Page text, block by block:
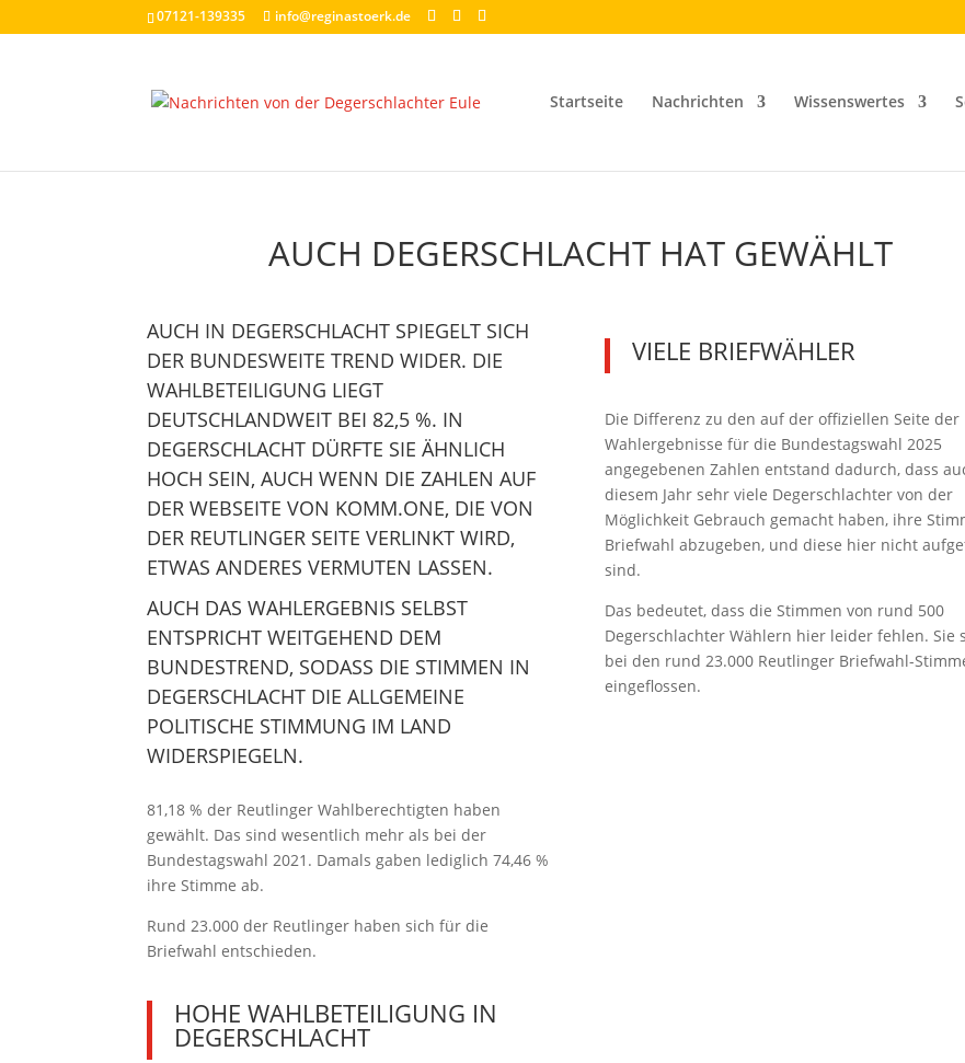
07121-139335 info@reginastoerk.de
Startseite Nachrichten Wissenswertes
AUCH DEGERSCHLACHT HAT GEWÄHLT
AUCH IN DEGERSCHLACHT SPIEGELT SICH
DER BUNDESWEITE TREND WIDER. DIE
WAHLBETEILIGUNG LIEGT
DEUTSCHLANDWEIT BEI 82,5 %. IN
DEGERSCHLACHT DÜRFTE SIE ÄHNLICH
HOCH SEIN, AUCH WENN DIE ZAHLEN AUF
DER WEBSEITE VON KOMM.ONE, DIE VON
DER REUTLINGER SEITE VERLINKT WIRD,
ETWAS ANDERES VERMUTEN LASSEN.
AUCH DAS WAHLERGEBNIS SELBST
ENTSPRICHT WEITGEHEND DEM
BUNDESTREND, SODASS DIE STIMMEN IN
DEGERSCHLACHT DIE ALLGEMEINE
POLITISCHE STIMMUNG IM LAND
WIDERSPIEGELN.
81,18 % der Reutlinger Wahlberechtigten haben
gewählt. Das sind wesentlich mehr als bei der
Bundestagswahl 2021. Damals gaben lediglich 74,46 %
ihre Stimme ab.
Rund 23.000 der Reutlinger haben sich für die
Briefwahl entschieden.
HOHE WAHLBETEILIGUNG IN
DEGERSCHLACHT
VIELE BRIEFWÄHLER
Die Differenz zu den auf der offiziellen Seite der
Wahlergebnisse für die Bundestagswahl 2025
angegebenen Zahlen entstand dadurch, dass
diesem Jahr sehr viele Degerschlachter von der
Möglichkeit Gebrauch gemacht haben, ihre
Briefwahl abzugeben, und diese hier nicht
sind.
Das bedeutet, dass die Stimmen von rund 500
Degerschlachter Wählern hier leider fehlen. Sie
bei den rund 23.000 Reutlinger Briefwahl-
eingeflossen.